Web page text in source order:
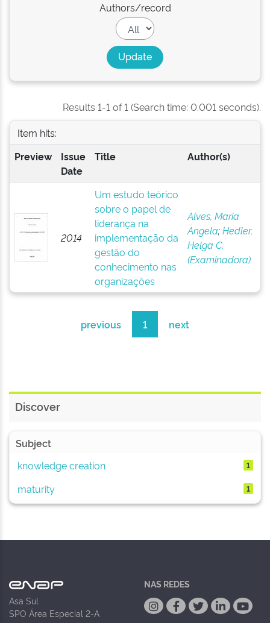
Authors/record
Results 1-1 of 1 (Search time: 0.001 seconds).
Item hits:
Preview
Issue
Date
Title Author(s)
2014
Um estudo teórico
sobre o papel de
liderança na
implementação da
gestão do
conhecimento nas
organizações
Alves, Maria
Angela;Hedler,
Helga C.
(Examinadora)
previous 1 next
Discover
Subject
knowledge creation
1
maturity 1
Asa Sul
SPO Área Especial 2-A
NAS REDES